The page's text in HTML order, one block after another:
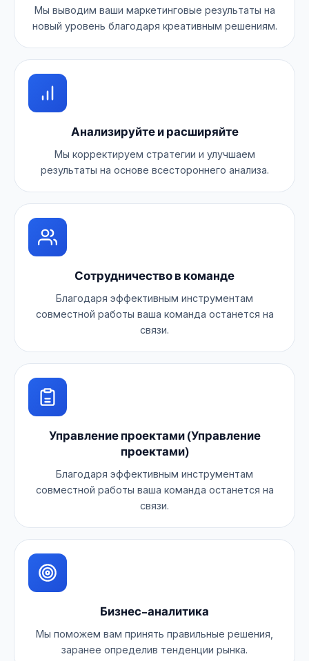
Мы выводим ваши маркетинговые результаты на
новый уровень благодаря креативным решениям.
Анализируйте и расширяйте
Мы корректируем стратегии и улучшаем
результаты на основе всестороннего анализа.
Сотрудничество в команде
Благодаря эффективным инструментам
совместной работы ваша команда останется на
связи.
Управление проектами (Управление
проектами)
Благодаря эффективным инструментам
совместной работы ваша команда останется на
связи.
Бизнес-аналитика
Мы поможем вам принять правильные решения,
заранее определив тенденции рынка.